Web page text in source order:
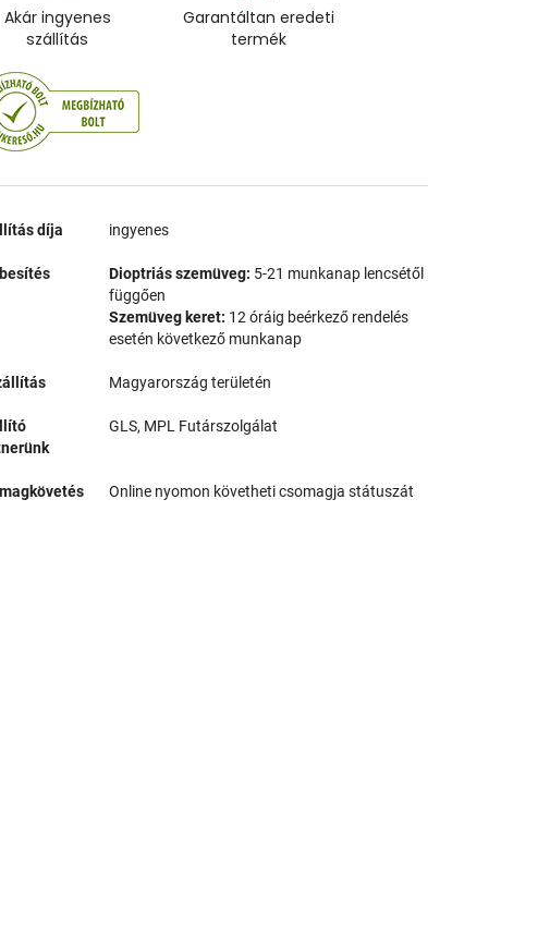
Akár ingyenes
szállítás
Garantáltan eredeti
termék
díja ingyenes
Dioptriás szemüveg: 5-21 munkanap lencsétől
függően
Szemüveg keret: 12 óráig beérkező rendelés
esetén következő munkanap
Magyarország területén
GLS, MPL Futárszolgálat
Online nyomon követheti csomagja státuszát